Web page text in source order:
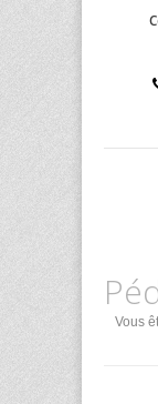
Vous